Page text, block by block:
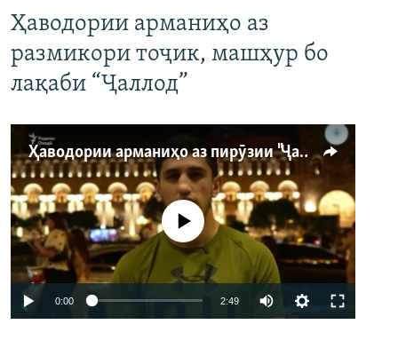
Ҳаводории арманиҳо аз
размикори тоҷик, машҳур бо
лақаби “Ҷаллод”
Ҳаводории арманиҳо аз пирӯзии "Ҷаллод"-и тоҷик
Феълан кор намекунад
0:00 2:49